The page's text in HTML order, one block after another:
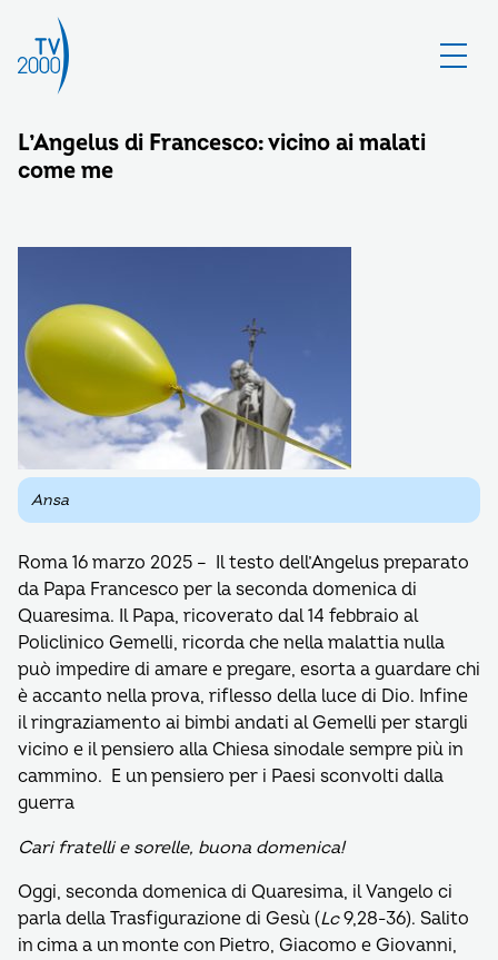
L’Angelus di Francesco: vicino ai malati
come me
Ansa
Roma 16 marzo 2025 – Il testo dell’Angelus preparato
da Papa Francesco per la seconda domenica di
Quaresima. Il Papa, ricoverato dal 14 febbraio al
Policlinico Gemelli, ricorda che nella malattia nulla
può impedire di amare e pregare, esorta a guardare chi
è accanto nella prova, riflesso della luce di Dio. Infine
il ringraziamento ai bimbi andati al Gemelli per stargli
vicino e il pensiero alla Chiesa sinodale sempre più in
cammino. E un pensiero per i Paesi sconvolti dalla
guerra
Cari fratelli e sorelle, buona domenica!
Oggi, seconda domenica di Quaresima, il Vangelo ci
parla della Trasfigurazione di Gesù (Lc9,28-36). Salito
in cima a un monte con Pietro, Giacomo e Giovanni,